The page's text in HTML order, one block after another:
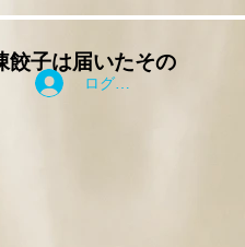
餃子は届いたその
ログイン